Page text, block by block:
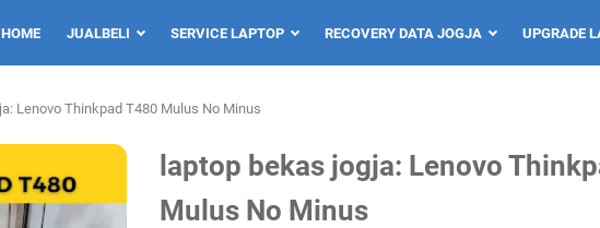
HOME JUALBELI SERVICE LAPTOP RECOVERY DATA JOGJA UPGRADE
Lenovo Thinkpad T480 Mulus No Minus
laptop bekas jogja: Lenovo
Mulus No Minus